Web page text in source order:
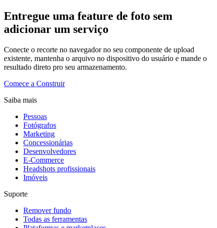
Entregue uma feature de foto sem
adicionar um serviço
Conecte o recorte no navegador no seu componente de upload
existente, mantenha o arquivo no dispositivo do usuário e mande o
resultado direto pro seu armazenamento.
Comece a Construir
Saiba mais
Pessoas
Fotógrafos
Marketing
Concessionárias
Desenvolvedores
E-Commerce
Headshots profissionais
Imóveis
Suporte
Remover fundo
Todas as ferramentas